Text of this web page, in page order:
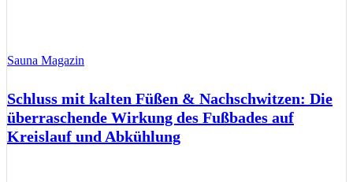
Sauna Magazin
Schluss mit kalten Füßen & Nachschwitzen: Die
überraschende Wirkung des Fußbades auf
Kreislauf und Abkühlung